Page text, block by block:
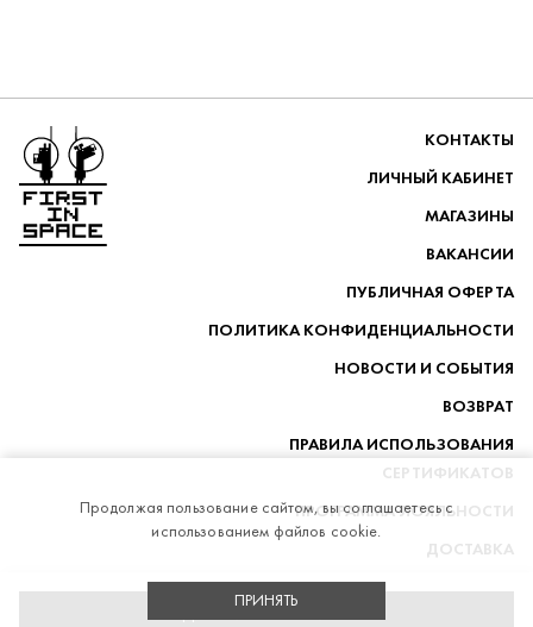
Перейти на главную
КОНТАКТЫ
ЛИЧНЫЙ КАБИНЕТ
МАГАЗИНЫ
ВАКАНСИИ
ПУБЛИЧНАЯ ОФЕРТА
ПОЛИТИКА КОНФИДЕНЦИАЛЬНОСТИ
НОВОСТИ И СОБЫТИЯ
ВОЗВРАТ
ПРАВИЛА ИСПОЛЬЗОВАНИЯ
СЕРТИФИКАТОВ
ПРОГРАММА ЛОЯЛЬНОСТИ
ДОСТАВКА
Разработка магазина
Stik
telegramwhatsapp
Продолжая пользование сайтом, вы соглашаетесь с
использованием файлов cookie.
ПРИНЯТЬ